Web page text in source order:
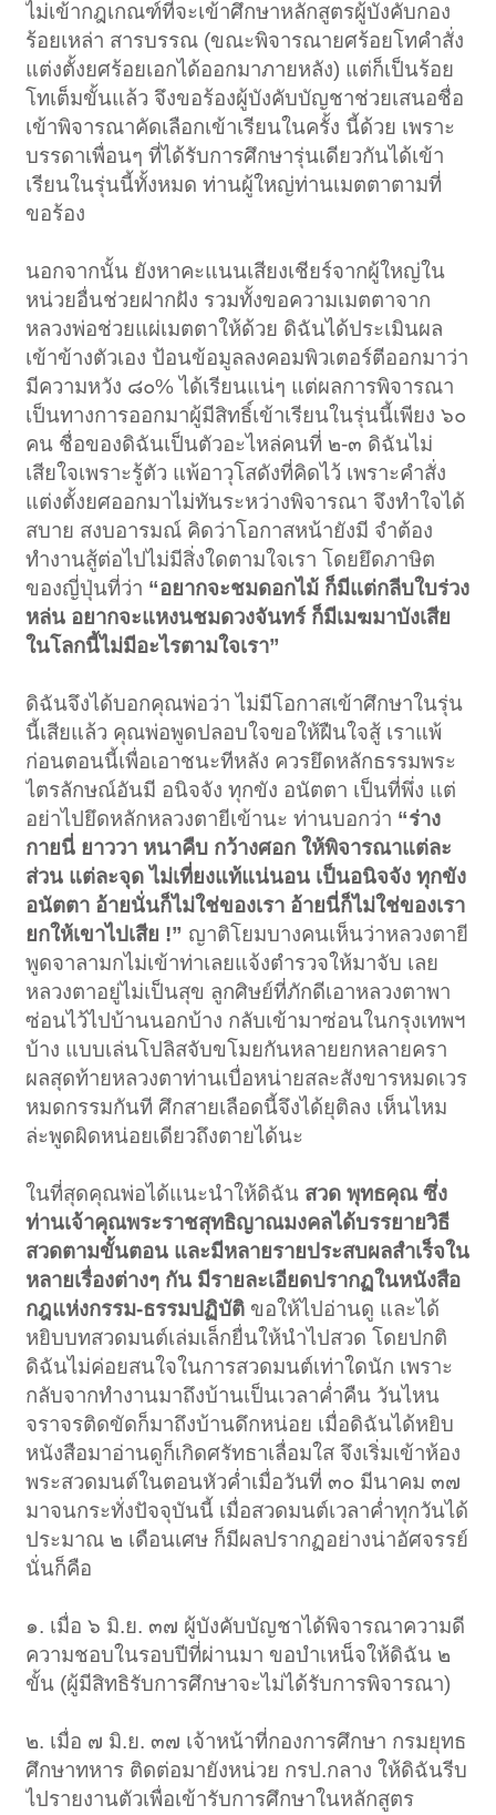
ไม่เข้ากฎเกณฑ์ที่จะเข้าศึกษาหลักสูตรผู้บังคับกอง
ร้อยเหล่า สารบรรณ (ขณะพิจารณายศร้อยโทคำสั่ง
แต่งตั้งยศร้อยเอกได้ออกมาภายหลัง) แต่ก็เป็นร้อย
โทเต็มขั้นแล้ว จึงขอร้องผู้บังคับบัญชาช่วยเสนอชื่อ
เข้าพิจารณาคัดเลือกเข้าเรียนในครั้ง นี้ด้วย เพราะ
บรรดาเพื่อนๆ ที่ได้รับการศึกษารุ่นเดียวกันได้เข้า
เรียนในรุ่นนี้ทั้งหมด ท่านผู้ใหญ่ท่านเมตตาตามที่
ขอร้อง
นอกจากนั้น ยังหาคะแนนเสียงเชียร์จากผู้ใหญ่ใน
หน่วยอื่นช่วยฝากฝัง รวมทั้งขอความเมตตาจาก
หลวงพ่อช่วยแผ่เมตตาให้ด้วย ดิฉันได้ประเมินผล
เข้าข้างตัวเอง ป้อนข้อมูลลงคอมพิวเตอร์ตีออกมาว่า
มีความหวัง ๘๐% ได้เรียนแน่ๆ แต่ผลการพิจารณา
เป็นทางการออกมาผู้มีสิทธิ์เข้าเรียนในรุ่นนี้เพียง ๖๐
คน ชื่อของดิฉันเป็นตัวอะไหล่คนที่ ๒-๓ ดิฉันไม่
เสียใจเพราะรู้ตัว แพ้อาวุโสดังที่คิดไว้ เพราะคำสั่ง
แต่งตั้งยศออกมาไม่ทันระหว่างพิจารณา จึงทำใจได้
สบาย สงบอารมณ์ คิดว่าโอกาสหน้ายังมี จำต้อง
ทำงานสู้ต่อไปไม่มีสิ่งใดตามใจเรา โดยยึดภาษิต
ของญี่ปุ่นที่ว่า “อยากจะชมดอกไม้ ก็มีแต่กลีบใบร่วง
หล่น อยากจะแหงนชมดวงจันทร์ ก็มีเมฆมาบังเสีย
ในโลกนี้ไม่มีอะไรตามใจเรา”
ดิฉันจึงได้บอกคุณพ่อว่า ไม่มีโอกาสเข้าศึกษาในรุ่น
นี้เสียแล้ว คุณพ่อพูดปลอบใจขอให้ฝืนใจสู้ เราแพ้
ก่อนตอนนี้เพื่อเอาชนะทีหลัง ควรยึดหลักธรรมพระ
ไตรลักษณ์อันมี อนิจจัง ทุกขัง อนัตตา เป็นที่พึ่ง แต่
อย่าไปยึดหลักหลวงตายีเข้านะ ท่านบอกว่า “ร่าง
กายนี่ ยาววา หนาคืบ กว้างศอก ให้พิจารณาแต่ละ
ส่วน แต่ละจุด ไม่เที่ยงแท้แน่นอน เป็นอนิจจัง ทุกขัง
อนัตตา อ้ายนั่นก็ไม่ใช่ของเรา อ้ายนี่ก็ไม่ใช่ของเรา
ยกให้เขาไปเสีย !” ญาติโยมบางคนเห็นว่าหลวงตายี
พูดจาลามกไม่เข้าท่าเลยแจ้งตำรวจให้มาจับ เลย
หลวงตาอยู่ไม่เป็นสุข ลูกศิษย์ที่ภักดีเอาหลวงตาพา
ซ่อนไว้ไปบ้านนอกบ้าง กลับเข้ามาซ่อนในกรุงเทพฯ
บ้าง แบบเล่นโปลิสจับขโมยกันหลายยกหลายครา
ผลสุดท้ายหลวงตาท่านเบื่อหน่ายสละสังขารหมดเวร
หมดกรรมกันที ศึกสายเลือดนี้จึงได้ยุติลง เห็นไหม
ล่ะพูดผิดหน่อยเดียวถึงตายได้นะ
ในที่สุดคุณพ่อได้แนะนำให้ดิฉัน สวด พุทธคุณ ซึ่ง
ท่านเจ้าคุณพระราชสุทธิญาณมงคลได้บรรยายวิธี
สวดตามขั้นตอน และมีหลายรายประสบผลสำเร็จใน
หลายเรื่องต่างๆ กัน มีรายละเอียดปรากฏในหนังสือ
กฎแห่งกรรม-ธรรมปฏิบัติ ขอให้ไปอ่านดู และได้
หยิบบทสวดมนต์เล่มเล็กยื่นให้นำไปสวด โดยปกติ
ดิฉันไม่ค่อยสนใจในการสวดมนต์เท่าใดนัก เพราะ
กลับจากทำงานมาถึงบ้านเป็นเวลาค่ำคืน วันไหน
จราจรติดขัดก็มาถึงบ้านดึกหน่อย เมื่อดิฉันได้หยิบ
หนังสือมาอ่านดูก็เกิดศรัทธาเลื่อมใส จึงเริ่มเข้าห้อง
พระสวดมนต์ในตอนหัวค่ำเมื่อวันที่ ๓๐ มีนาคม ๓๗
มาจนกระทั่งปัจจุบันนี้ เมื่อสวดมนต์เวลาค่ำทุกวันได้
ประมาณ ๒ เดือนเศษ ก็มีผลปรากฏอย่างน่าอัศจรรย์
นั่นก็คือ
๑. เมื่อ ๖ มิ.ย. ๓๗ ผู้บังคับบัญชาได้พิจารณาความดี
ความชอบในรอบปีที่ผ่านมา ขอบำเหน็จให้ดิฉัน ๒
ขั้น (ผู้มีสิทธิรับการศึกษาจะไม่ได้รับการพิจารณา)
๒. เมื่อ ๗ มิ.ย. ๓๗ เจ้าหน้าที่กองการศึกษา กรมยุทธ
ศึกษาทหาร ติดต่อมายังหน่วย กรป.กลาง ให้ดิฉันรีบ
ไปรายงานตัวเพื่อเข้ารับการศึกษาในหลักสูตร